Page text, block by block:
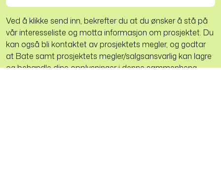
Ved å klikke send inn, bekrefter du at du ønsker å stå på
vår interesseliste og motta informasjon om prosjektet. Du
kan også bli kontaktet av prosjektets megler, og godtar
at Bate samt prosjektets megler/salgsansvarlig kan lagre
og behandle dine opplysninger i denne sammenheng.